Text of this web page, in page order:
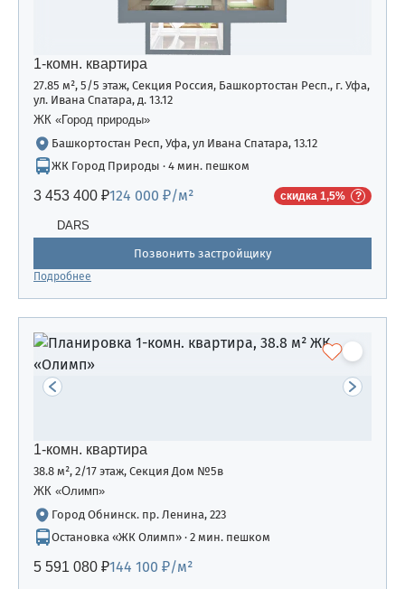
1-комн. квартира
27.85 м², 5/5 этаж, Секция Россия, Башкортостан Респ., г. Уфа,
ул. Ивана Спатара, д. 13.12
ЖК «Город природы»
Башкортостан Респ, Уфа, ул Ивана Спатара, 13.12
ЖК Город Природы · 4 мин. пешком
3 453 400 ₽124 000 ₽/м² скидка 1,5%
DARS
Позвонить застройщику
Подробнее
1-комн. квартира
38.8 м², 2/17 этаж, Секция Дом №5в
ЖК «Олимп»
Город Обнинск. пр. Ленина, 223
Остановка «ЖК Олимп» · 2 мин. пешком
5 591 080 ₽144 100 ₽/м²